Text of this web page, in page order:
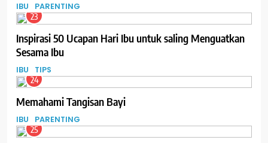
IBU PARENTING
23
Inspirasi 50 Ucapan Hari Ibu untuk saling Menguatkan
Sesama Ibu
IBU TIPS
24
Memahami Tangisan Bayi
IBU PARENTING
25